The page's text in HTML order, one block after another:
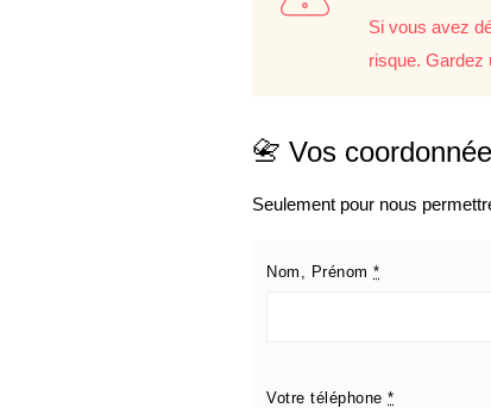
Si vous avez
risque. Gardez
📇 Vos
Seulement pour nous
Nom, Prénom *
Votre téléphone *